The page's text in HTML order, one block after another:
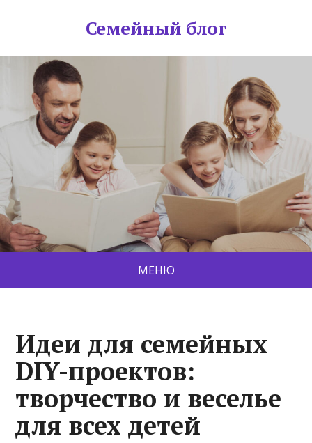
Семейный блог
МЕНЮ
Идеи для семейных
DIY-проектов:
творчество и веселье
для всех детей